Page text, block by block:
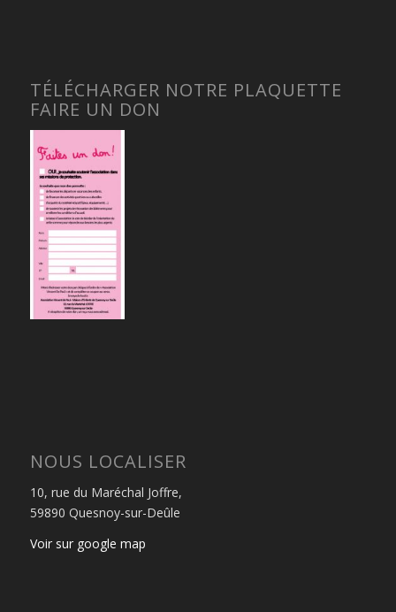
TÉLÉCHARGER NOTRE PLAQUETTE
FAIRE UN DON
NOUS LOCALISER
10, rue du Maréchal Joffre,
59890 Quesnoy-sur-Deûle
Voir sur google map